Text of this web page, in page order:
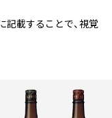
記載することで、視覚